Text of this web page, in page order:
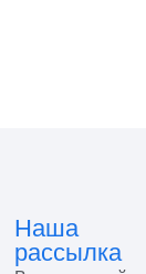
Наша
рассылка